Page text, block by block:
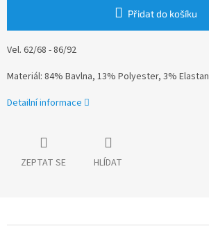
Přidat do košíku
Vel. 62/68 - 86/92
Materiál: 84% Bavlna, 13% Polyester, 3% Elastan
Detailní informace
ZEPTAT SE HLÍDAT